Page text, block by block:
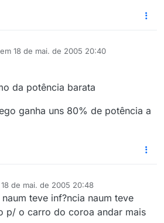
18 de mai. de 2005 20:40
por
da potência barata
ganha uns 80% de potência a
18 de mai. de 2005 20:48
teve inf?ncia naum teve
p/ o carro do coroa andar mais